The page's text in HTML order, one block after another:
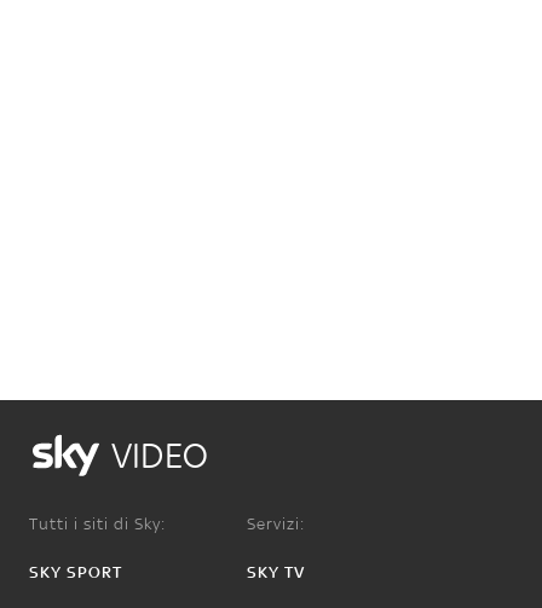
VIDEO
Tutti i siti di Sky:
SKY SPORT
Servizi:
SKY TV